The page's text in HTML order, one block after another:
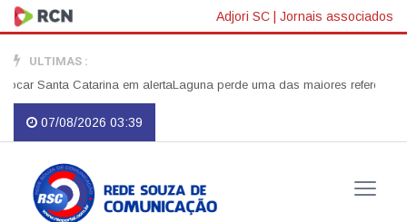
Adjori SC | Jornais associados
ULTIMAS :
Santa Catarina em alertaLaguna perde uma das maiores referências do
07/08/2026 03:39